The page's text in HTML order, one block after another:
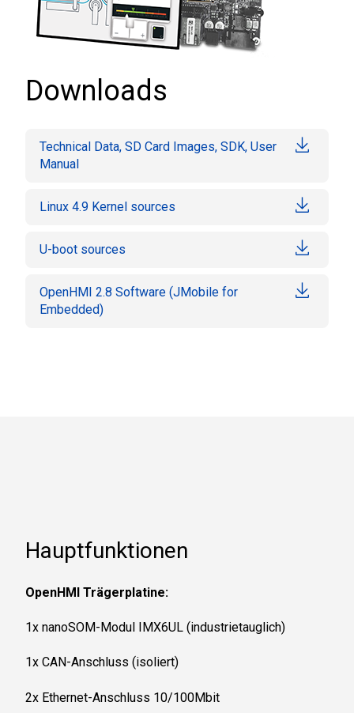
Downloads
Technical Data, SD Card Images, SDK, User
Manual
Linux 4.9 Kernel sources
U-boot sources
OpenHMI 2.8 Software (JMobile for
Embedded)
Hauptfunktionen
OpenHMI Trägerplatine:
1x nanoSOM-Modul IMX6UL (industrietauglich)
1x CAN-Anschluss (isoliert)
2x Ethernet-Anschluss 10/100Mbit